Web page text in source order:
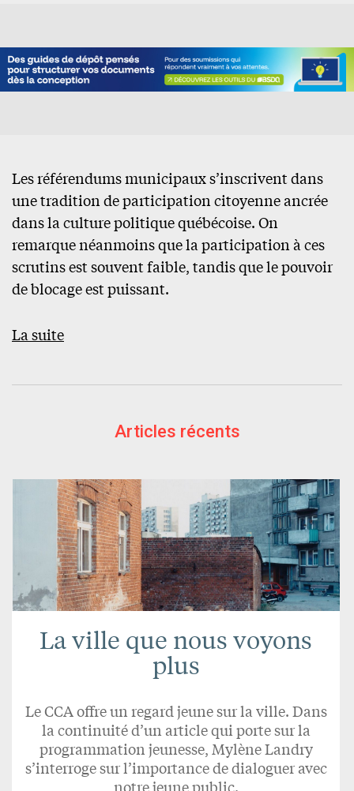
Les référendums municipaux s’inscrivent dans
une tradition de participation citoyenne ancrée
dans la culture politique québécoise. On
remarque néanmoins que la participation à ces
scrutins est souvent faible, tandis que le pouvoir
de blocage est puissant.
La suite
Articles récents
La ville que nous voyons
plus
Le CCA offre un regard jeune sur la ville. Dans
la continuité d’un article qui porte sur la
programmation jeunesse, Mylène Landry
s’interroge sur l’importance de dialoguer avec
notre jeune public.